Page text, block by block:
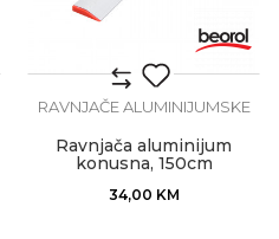
RAVNJAČE ALUMINIJUMSKE
Ravnjača aluminijum
konusna, 150cm
34,00 KM